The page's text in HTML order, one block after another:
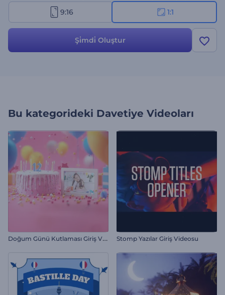
etkinlik davetiyeleri ve diğer tanıtım içerikleri için birebir. Birkaç
tıklama ile anında oluşturun!
9:16 1:1
Şi̇mdi̇ Oluştur
Bu kategorideki Davetiye Videoları
D
oğum Günü Kutlaması Giriş Videosu Stomp Yazılar Giriş Videosu